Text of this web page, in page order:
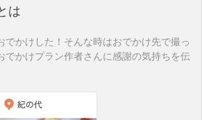
は
でかけした！そんな時はおでかけ先で撮っ
でかけプラン作者さんに感謝の気持ちを伝